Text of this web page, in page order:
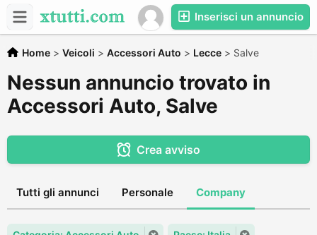
Inserisci un annuncio
Home > Veicoli > Accessori Auto > Lecce > Salve
Nessun annuncio trovato in
Accessori Auto, Salve
Crea avviso
Tutti gli annunci Personale Company